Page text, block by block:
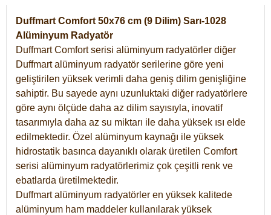
Duffmart Comfort 50x76 cm (9 Dilim) Sarı-1028
Alüminyum Radyatör
Duffmart Comfort serisi alüminyum radyatörler diğer
Duffmart alüminyum radyatör serilerine göre yeni
geliştirilen yüksek verimli daha geniş dilim genişliğine
sahiptir. Bu sayede aynı uzunluktaki diğer radyatörlere
göre aynı ölçüde daha az dilim sayısıyla, inovatif
tasarımıyla daha az su miktarı ile daha yüksek ısı elde
edilmektedir. Özel alüminyum kaynağı ile yüksek
hidrostatik basınca dayanıklı olarak üretilen Comfort
serisi alüminyum radyatörlerimiz çok çeşitli renk ve
ebatlarda üretilmektedir.
Duffmart alüminyum radyatörler en yüksek kalitede
alüminyum ham maddeler kullanılarak yüksek